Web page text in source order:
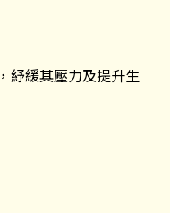
紓緩其壓力及提升生